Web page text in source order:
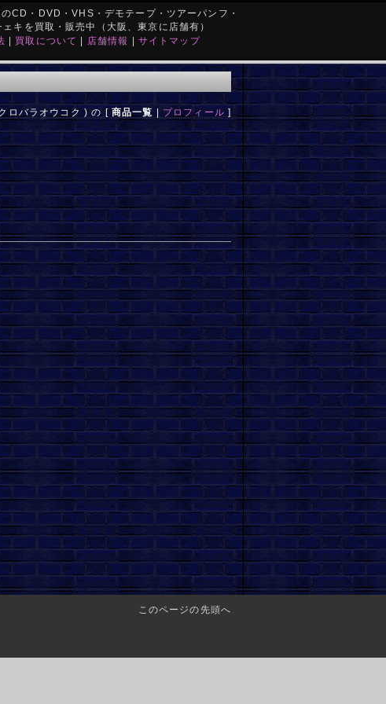
CD・DVD・VHS・デモテープ・ツアーパンフ・
キを買取・販売中（大阪、東京に店舗有）
| 買取について | 店舗情報 | サイトマップ
ロバラオウコク ) の [ 商品一覧 | プロフィール ]
このページの先頭へ